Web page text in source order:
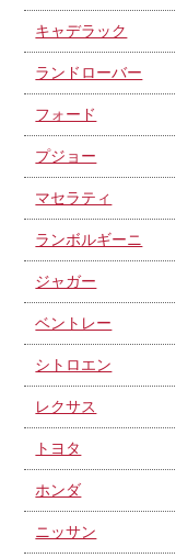
キャデラック
ランドローバー
フォード
プジョー
マセラティ
ランボルギーニ
ジャガー
ベントレー
シトロエン
レクサス
トヨタ
ホンダ
ニッサン